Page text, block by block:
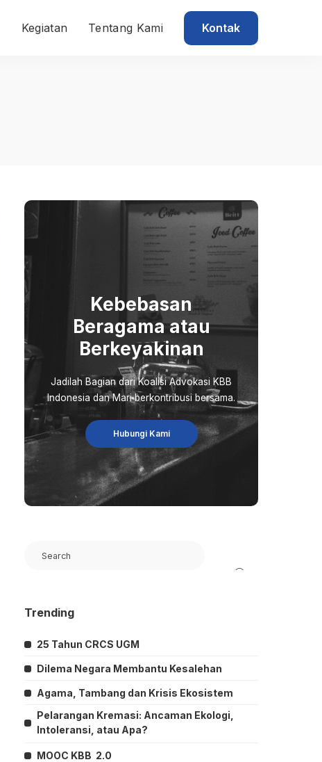
Kegiatan Tentang Kami Kontak
Kebebasan
Beragama atau
Berkeyakinan
Jadilah Bagian dari Koalisi Advokasi KBB
Indonesia dan Mari berkontribusi bersama.
Hubungi Kami
Trending
25 Tahun CRCS UGM
Dilema Negara Membantu Kesalehan
Agama, Tambang dan Krisis Ekosistem
Pelarangan Kremasi: Ancaman Ekologi,
Intoleransi, atau Apa?
MOOC KBB 2.0